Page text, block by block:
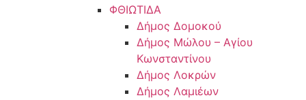
ΦΘΙΩΤΙΔΑ
Δήμος Δομοκού
Δήμος Μώλου – Αγίου
Κωνσταντίνου
Δήμος Λοκρών
Δήμος Λαμιέων